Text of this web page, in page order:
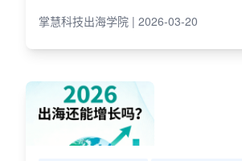
掌慧科技出海学院 | 2026-03-20